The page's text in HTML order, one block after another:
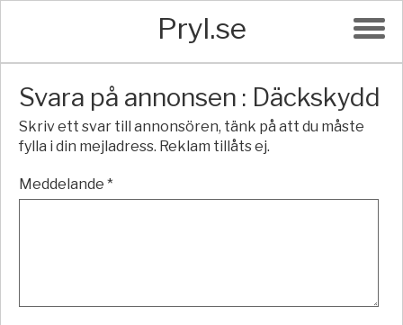
Pryl.se
Svara på annonsen : Däckskydd
Skriv ett svar till annonsören, tänk på att du måste
fylla i din mejladress. Reklam tillåts ej.
Meddelande *